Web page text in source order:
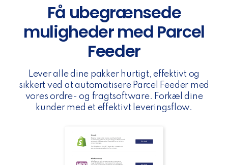
Få ubegrænsede
muligheder med Parcel
Feeder
Lever alle dine pakker hurtigt, effektivt og
sikkert ved at automatisere Parcel Feeder med
vores ordre- og fragtsoftware. Forkæl dine
kunder med et effektivt leveringsflow.